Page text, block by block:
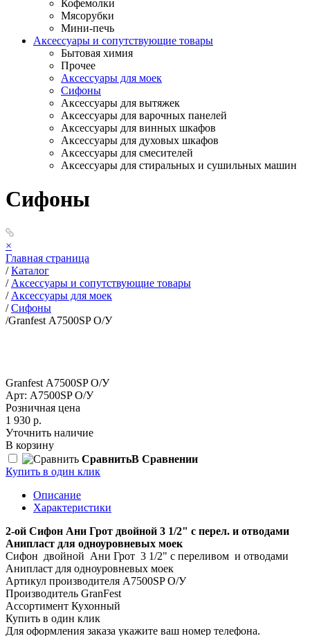
Кофемолки
Мясорубки
Мини-печь
Аксессуары и сопутствующие товары
Бытовая химия
Прочее
Аксессуары для моек
Сифоны
Аксессуары для вытяжек
Аксессуары для варочных панелей
Аксессуары для винных шкафов
Аксессуары для духовых шкафов
Аксессуары для смесителей
Аксессуары для стиральных и сушильных машин
Сифоны
×
Главная страница
/ Каталог
/ Аксессуары и сопутствующие товары
/ Аксессуары для моек
/ Сифоны
/Granfest А7500SP О/У
Granfest А7500SP О/У
Арт: А7500SP О/У
Розничная цена
1 930 р.
Уточнить наличие
В корзину
СравнитьВ Сравнении
Купить в один клик
Описание
Характеристики
2-ой Сифон Ани Грот двойной 3 1/2" с перел. и отводами
Анипласт для одноуровневых моек
Сифон двойной Ани Грот 3 1/2" с переливом и отводами
Анипласт для одноуровневых моек
Артикул производителя А7500SP О/У
Производитель GranFest
Ассортимент Кухонный
Купить в один клик
Для оформления заказа укажите ваш номер телефона.